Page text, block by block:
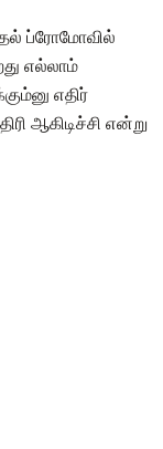
ப்ரோமோவில்
எல்லாம்
எதிர்
ஆகிடிச்சி என்று